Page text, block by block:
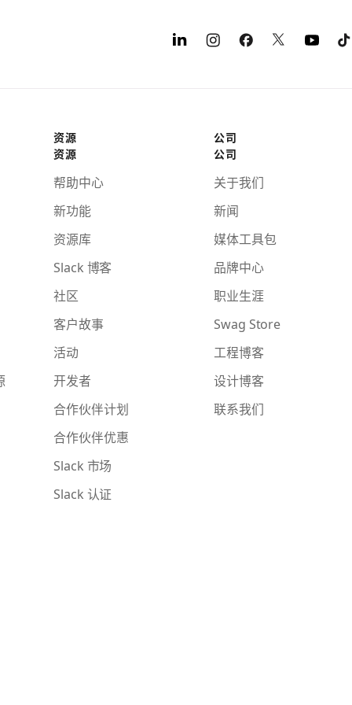
资源
资源
帮助中心
新功能
资源库
Slack 博客
社区
客户故事
活动
开发者
合作伙伴计划
合作伙伴优惠
Slack 市场
Slack 认证
公司
公司
关于我们
新闻
媒体工具包
品牌中心
职业生涯
Swag Store
工程博客
设计博客
联系我们